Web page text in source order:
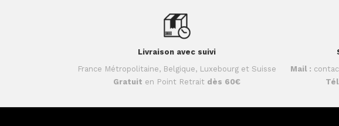
Livraison avec suivi
France Métropolitaine, Belgique, Luxebourg et Suisse
Gratuit en Point Retrait dès 60€
Mail :